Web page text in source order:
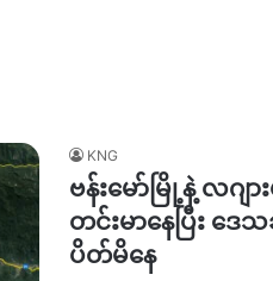
KNG
ဗန်းမော်မြို့နဲ့ လဂျာ
တင်းမာနေပြီး ဒ
ပိတ်မိနေ